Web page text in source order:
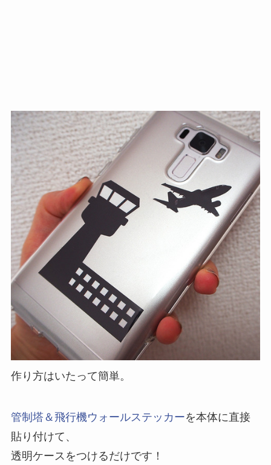
作り方はいたって簡単。
管制塔＆飛行機ウォールステッカーを本体に直接
貼り付けて、
透明ケースをつけるだけです！